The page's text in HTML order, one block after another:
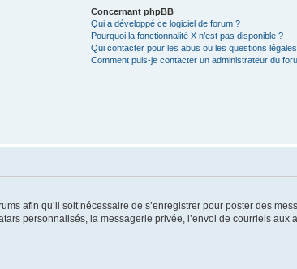
Concernant phpBB
Qui a développé ce logiciel de forum ?
Pourquoi la fonctionnalité X n’est pas disponible ?
Qui contacter pour les abus ou les questions
Comment puis-je contacter un administrateur du
afin qu’il soit nécessaire de s’enregistrer pour poster des
personnalisés, la messagerie privée, l’envoi de courriels aux